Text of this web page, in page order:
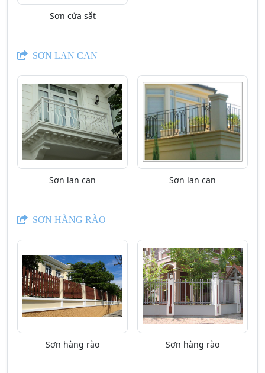
Sơn cửa sắt
SƠN LAN CAN
Sơn lan can Sơn lan can
SƠN HÀNG RÀO
Sơn hàng rào Sơn hàng rào